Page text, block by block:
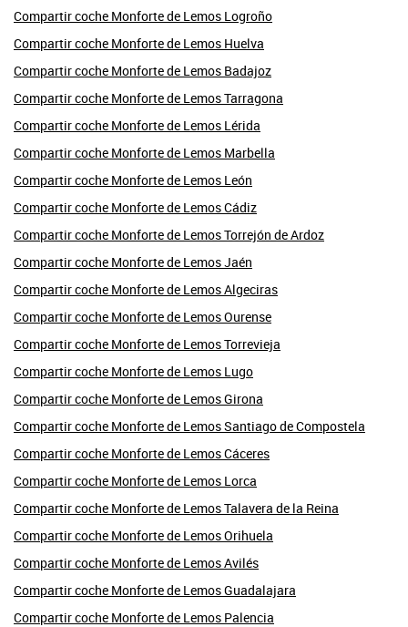
Compartir coche Monforte de Lemos Logroño
Compartir coche Monforte de Lemos Huelva
Compartir coche Monforte de Lemos Badajoz
Compartir coche Monforte de Lemos Tarragona
Compartir coche Monforte de Lemos Lérida
Compartir coche Monforte de Lemos Marbella
Compartir coche Monforte de Lemos León
Compartir coche Monforte de Lemos Cádiz
Compartir coche Monforte de Lemos Torrejón de Ardoz
Compartir coche Monforte de Lemos Jaén
Compartir coche Monforte de Lemos Algeciras
Compartir coche Monforte de Lemos Ourense
Compartir coche Monforte de Lemos Torrevieja
Compartir coche Monforte de Lemos Lugo
Compartir coche Monforte de Lemos Girona
Compartir coche Monforte de Lemos Santiago de Compostela
Compartir coche Monforte de Lemos Cáceres
Compartir coche Monforte de Lemos Lorca
Compartir coche Monforte de Lemos Talavera de la Reina
Compartir coche Monforte de Lemos Orihuela
Compartir coche Monforte de Lemos Avilés
Compartir coche Monforte de Lemos Guadalajara
Compartir coche Monforte de Lemos Palencia